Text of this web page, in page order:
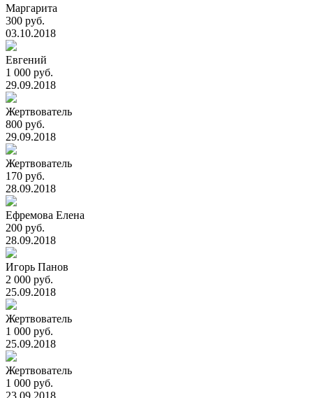
Маргарита
300 руб.
03.10.2018
Евгений
1 000 руб.
29.09.2018
Жертвователь
800 руб.
29.09.2018
Жертвователь
170 руб.
28.09.2018
Ефремова Елена
200 руб.
28.09.2018
Игорь Панов
2 000 руб.
25.09.2018
Жертвователь
1 000 руб.
25.09.2018
Жертвователь
1 000 руб.
23.09.2018